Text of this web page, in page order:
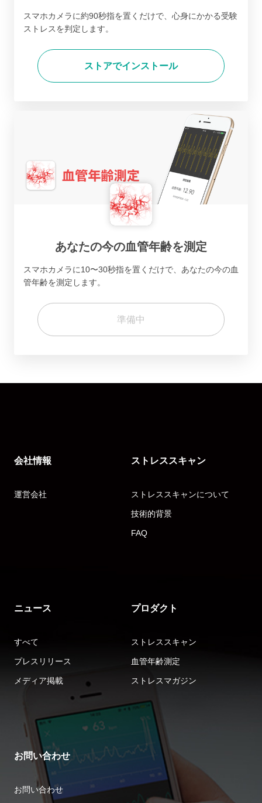
スマホカメラに約90秒指を置くだけで、心身にかかる受験
ストレスを判定します。
ストアでインストール
あなたの今の血管年齢を測定
スマホカメラに10〜30秒指を置くだけで、あなたの今の血
管年齢を測定します。
準備中
会社情報
運営会社
ストレススキャン
ストレススキャンについて
技術的背景
FAQ
ニュース
すべて
プレスリリース
メディア掲載
プロダクト
ストレススキャン
血管年齢測定
ストレスマガジン
お問い合わせ
お問い合わせ